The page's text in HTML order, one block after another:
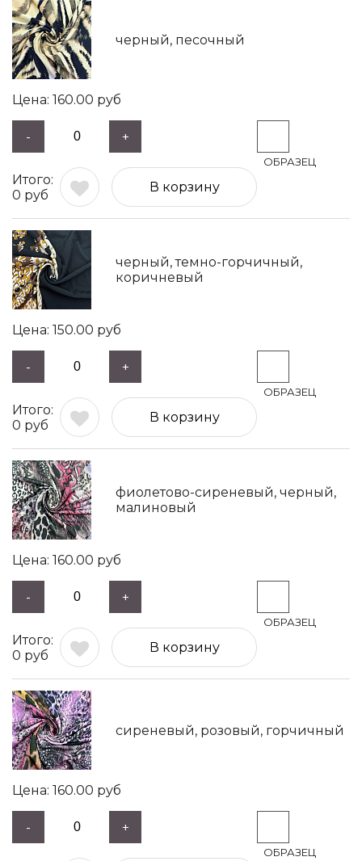
черный, песочный
160.00 руб
- +
0 руб
В корзину
черный, темно-горчичный,
коричневый
150.00 руб
- +
0 руб
В корзину
фиолетово-сиреневый, черный,
малиновый
160.00 руб
- +
0 руб
В корзину
сиреневый, розовый, горчичный
160.00 руб
- +